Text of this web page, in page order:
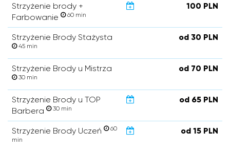
Strzyżenie brody +
Farbowanie
60 min
100 PLN
Strzyżenie Brody Stażysta
45 min
od 30 PLN
Strzyżenie Brody u Mistrza
30 min
od 70 PLN
Strzyżenie Brody u TOP
Barbera
30 min
od 65 PLN
Strzyżenie Brody Uczeń
60
min
od 15 PLN